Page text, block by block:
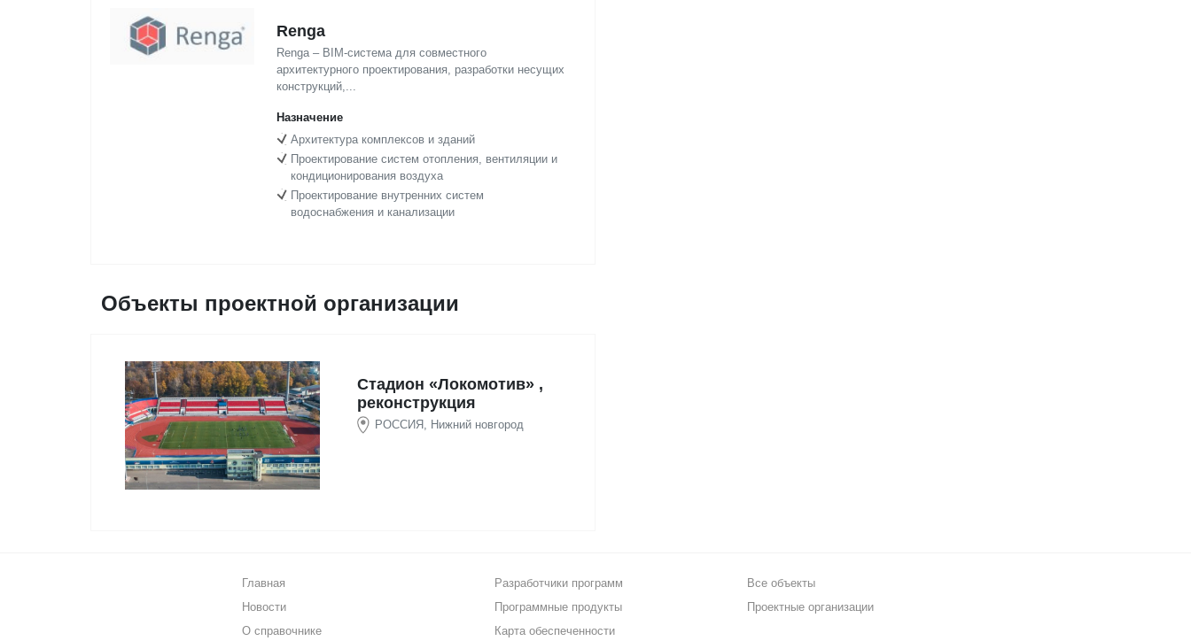
Renga
Renga – BIM-система для совместного
архитектурного проектирования, разработки несущих
конструкций,...
Назначение
Архитектура комплексов и зданий
Проектирование систем отопления, вентиляции и
кондиционирования воздуха
Проектирование внутренних систем
водоснабжения и канализации
Объекты проектной организации
Стадион «Локомотив» ,
реконструкция
РОССИЯ, Нижний новгород
Главная
Новости
О справочнике
Разработчики программ
Программные продукты
Карта обеспеченности
Все объекты
Проектные организации